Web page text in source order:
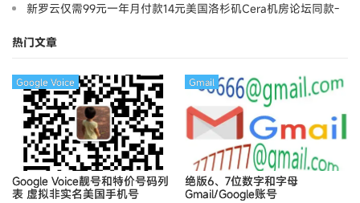
新罗云仅需99元一年月付款14元美国洛杉矶Cera机房论坛同款-
热门文章
Google Voice靓号和特价号码列
表 虚拟非实名美国手机号
Google Voice
绝版6、7位数字和字母
Gmail/Google账号
Gmail